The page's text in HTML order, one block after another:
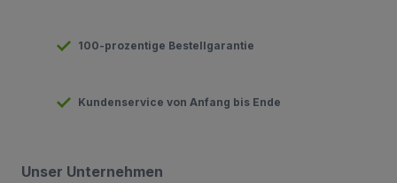
100-prozentige Bestellgarantie
Kundenservice von Anfang bis Ende
Unser Unternehmen